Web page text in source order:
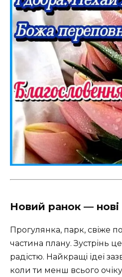
Новий ранок — нові
Прогулянка, парк, свіже
частина плану. Зустрінь
радістю. Найкращі ідеї
коли ти менш всього